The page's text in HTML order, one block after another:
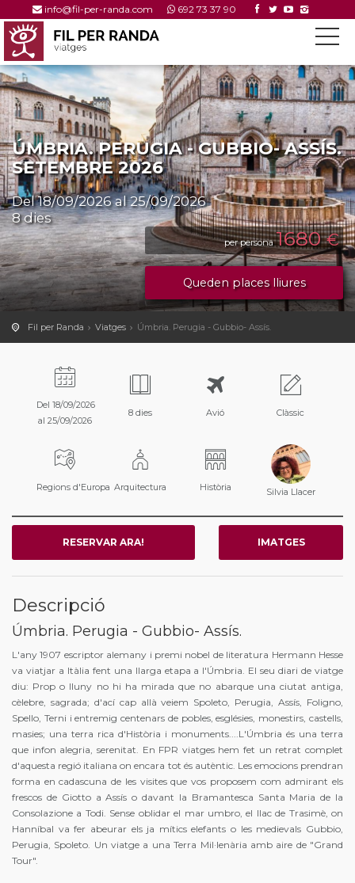
info@fil-per-randa.com 692 73 37 90
ÚMBRIA. PERUGIA - GUBBIO- ASSÍS.
SETEMBRE 2026
Del 18/09/2026 al 25/09/2026
8 dies
per persona1680€
Queden places lliures
Fil per Randa Viatges Úmbria. Perugia - Gubbio- Assís.
Del 18/09/2026
al 25/09/2026
8 dies Avió Clàssic
Regions d'Europa Arquitectura Història Silvia Llacer
RESERVAR ARA! IMATGES
Descripció
Úmbria. Perugia - Gubbio- Assís.
L'any 1907 escriptor alemany i premi nobel de literatura Hermann Hesse
va viatjar a Itàlia fent una llarga etapa a l'Úmbria. El seu diari de viatge
diu: Prop o lluny no hi ha mirada que no abarque una ciutat antiga,
cèlebre, sagrada; d'ací cap allà veiem Spoleto, Perugia, Assís, Foligno,
Spello, Terni i entremig centenars de pobles, esglésies, monestirs, castells,
masies; una terra rica d'Història i monuments....L'Úmbria és una terra
que infon alegria, serenitat. En FPR viatges hem fet un retrat complet
d'aquesta regió italiana on encara tot és autèntic. Les emocions prendran
forma en cadascuna de les visites que vos proposem com admirant els
frescos de Giotto a Assís o davant la Bramantesca Santa Maria de la
Consolazione a Todi. Sense oblidar el mar umbro, el llac de Trasimè, on
Hanníbal va fer abeurar els ja mítics elefants o les medievals Gubbio,
Perugia, Spoleto. Un viatge a una Terra Mil·lenària amb aire de "Grand
Tour".